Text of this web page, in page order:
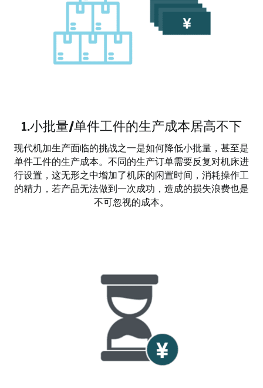
1.小批量/单件工件的生产成本居高不下
现代机加生产面临的挑战之一是如何降低小批量，甚至是
单件工件的生产成本。不同的生产订单需要反复对机床进
行设置，这无形之中增加了机床的闲置时间，消耗操作工
的精力，若产品无法做到一次成功，造成的损失浪费也是
不可忽视的成本。